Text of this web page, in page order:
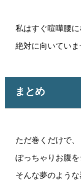
私はすぐ喧嘩腰に
絶対に向いてい
まとめ
ただ巻くだけで、
ぽっちゃりお腹を
そんな夢のような